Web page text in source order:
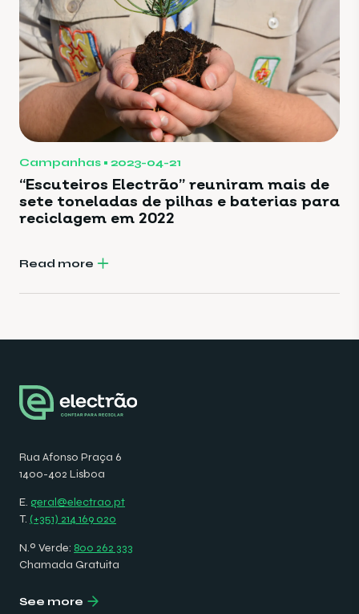
Campanhas 2023-04-21
“Escuteiros Electrão” reuniram mais de
sete toneladas de pilhas e baterias para
reciclagem em 2022
Read more
Rua Afonso Praça 6
1400-402 Lisboa
E. geral@electrao.pt
T. (+351) 214 169 020
N.º Verde: 800 262 333
Chamada Gratuita
See more